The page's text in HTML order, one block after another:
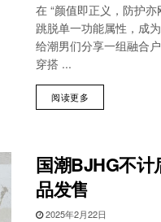
在 “颜值即正义，防护
跳脱单一功能属性，成
给潮男们分享一组融合
穿搭 ...
阅读更多
国潮BJHG不计
品发售
2025年2月22日